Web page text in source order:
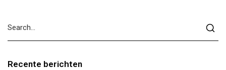
Recente berichten